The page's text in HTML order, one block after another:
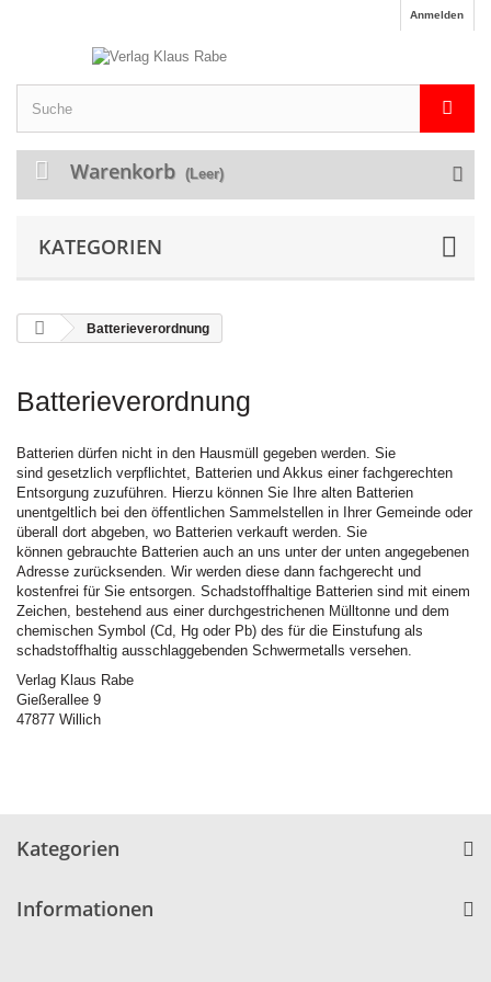
Anmelden
Warenkorb (Leer)
KATEGORIEN
Batterieverordnung
Batterieverordnung
Batterien dürfen nicht in den Hausmüll gegeben werden. Sie
sind gesetzlich verpflichtet, Batterien und Akkus einer fachgerechten
Entsorgung zuzuführen. Hierzu können Sie Ihre alten Batterien
unentgeltlich bei den öffentlichen Sammelstellen in Ihrer Gemeinde oder
überall dort abgeben, wo Batterien verkauft werden. Sie
können gebrauchte Batterien auch an uns unter der unten angegebenen
Adresse zurücksenden. Wir werden diese dann fachgerecht und
kostenfrei für Sie entsorgen. Schadstoffhaltige Batterien sind mit einem
Zeichen, bestehend aus einer durchgestrichenen Mülltonne und dem
chemischen Symbol (Cd, Hg oder Pb) des für die Einstufung als
schadstoffhaltig ausschlaggebenden Schwermetalls versehen.
Verlag Klaus Rabe
Gießerallee 9
47877 Willich
Kategorien
Informationen